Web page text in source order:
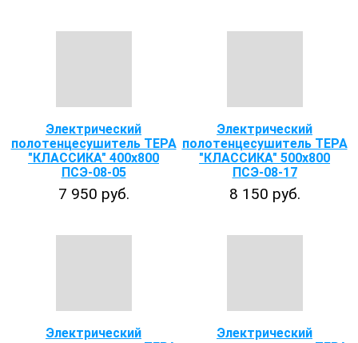
Электрический
полотенцесушитель ТЕРА
"КЛАССИКА" 400х800
ПСЭ-08-05
7 950 руб.
Электрический
полотенцесушитель ТЕРА
"КЛАССИКА" 500х800
ПСЭ-08-17
8 150 руб.
Электрический
Электрический